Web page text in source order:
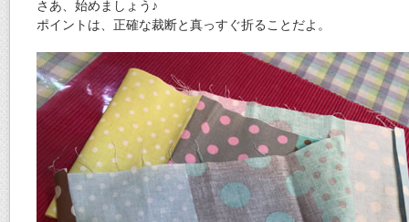
さあ、始めましょう♪
ポイントは、正確な裁断と真っすぐ折ることだよ。